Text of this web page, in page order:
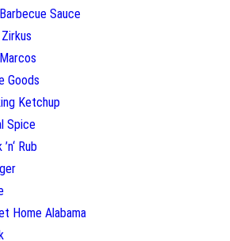
Sauce
Goods
Ketchup
Spice
Rub
Home Alabama